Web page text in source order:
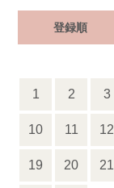
登録順
1 2 3
10 11 12
19 20 21